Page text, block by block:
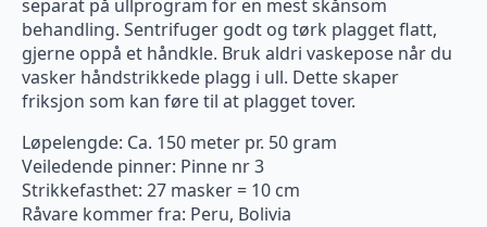
separat på ullprogram for en mest skånsom
behandling. Sentrifuger godt og tørk plagget flatt,
gjerne oppå et håndkle. Bruk aldri vaskepose når du
vasker håndstrikkede plagg i ull. Dette skaper
friksjon som kan føre til at plagget tover.
Løpelengde: Ca. 150 meter pr. 50 gram
Veiledende pinner: Pinne nr 3
Strikkefasthet: 27 masker = 10 cm
Råvare kommer fra: Peru, Bolivia